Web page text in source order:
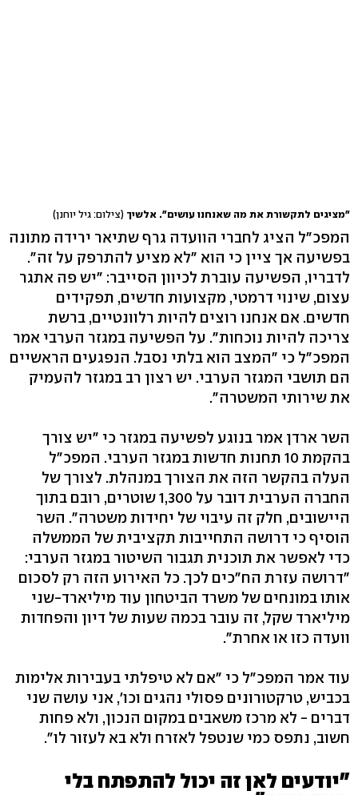
"מציגים לתקשורת את מה שאנחנו עושים". אלשיך (צילום: גיל יוחנן)
המפכ"ל הציג לחברי הוועדה גרף שתיאר ירידה מתונה
בפשיעה אך ציין כי הוא "לא מציע להתרפק על זה".
לדבריו, הפשיעה עוברת לכיוון הסייבר: "יש פה אתגר
עצום, שינוי דרמטי, מקצועות חדשים, תפקידים
חדשים. אם אנחנו רוצים להיות רלוונטיים, ברשת
צריכה להיות נוכחות". על הפשיעה במגזר הערבי אמר
המפכ"ל כי "המצב הוא בלתי נסבל. הנפגעים הראשיים
הם תושבי המגזר הערבי. יש רצון רב במגזר להעמיק
את שירותי המשטרה".
השר ארדן אמר בנוגע לפשיעה במגזר כי "יש צורך
בהקמת 10 תחנות חדשות במגזר הערבי. המפכ"ל
העלה בהקשר הזה את הצורך במנהלת. לצורך של
החברה הערבית דובר על 1,300 שוטרים, רובם בתוך
היישובים, חלק זה עיבוי של יחידות משטרה". השר
הוסיף כי דרושה התחייבות תקציבית של הממשלה
כדי לאפשר את תוכנית תגבור השיטור במגזר הערבי:
"דרושה עזרת הח"כים לכך. כל האירוע הזה רק לסכום
אותו במונחים של משרד הביטחון עוד מיליארד-שני
מיליארד שקל, זה עובר בכמה שעות של דיון והפחדות
וועדה כזו או אחרת".
עוד אמר המפכ"ל כי "אם לא טיפלתי בעבירות אלימות
בכביש, טרקטורונים פסולי נהגים וכו', אני עושה שני
דברים - לא מרכז משאבים במקום הנכון, ולא פחות
חשוב, נתפס כמי שנטפל לאזרח ולא בא לעזור לו".
"יודעים לאן זה יכול להתפתח בלי